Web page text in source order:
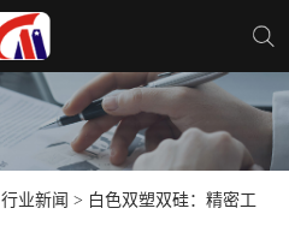
行业新闻 > 白色双塑双硅：精密工